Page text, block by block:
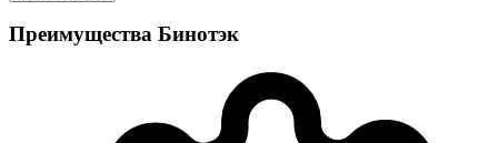
Преимущества Бинотэк